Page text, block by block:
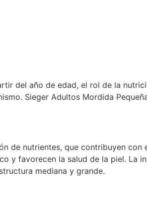
del año de edad, el rol de la
Sieger Adultos Mordida
de nutrientes, que contribuyen
y favorecen la salud de la piel. La
mediana y grande.